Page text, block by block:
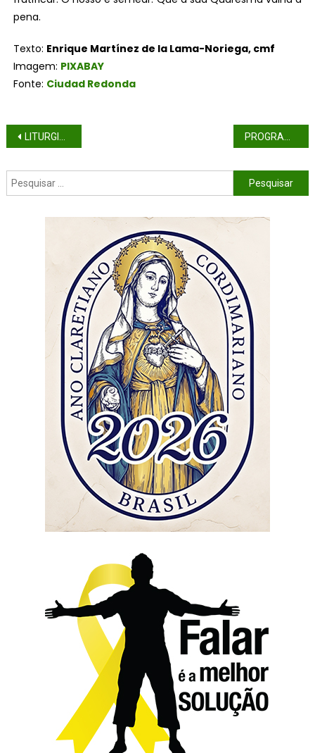
pena.
Texto: Enrique Martínez de la Lama-Noriega, cmf
Imagem: PIXABAY
Fonte: Ciudad Redonda
LITURGIA DA QUARTA-FEIRA DE CINZAS (ANO C)